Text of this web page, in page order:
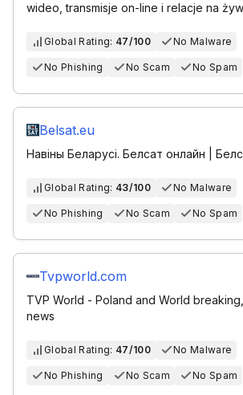
wideo, transmisje on-line i relacje na
Global Rating: 47/100 No Malware
No Phishing No Scam No Spam
Belsat.eu
Навіны Беларусі. Белсат онлайн |
Global Rating: 43/100 No Malware
No Phishing No Scam No Spam
Tvpworld.com
TVP World - Poland and World
news
Global Rating: 47/100 No Malware
No Phishing No Scam No Spam